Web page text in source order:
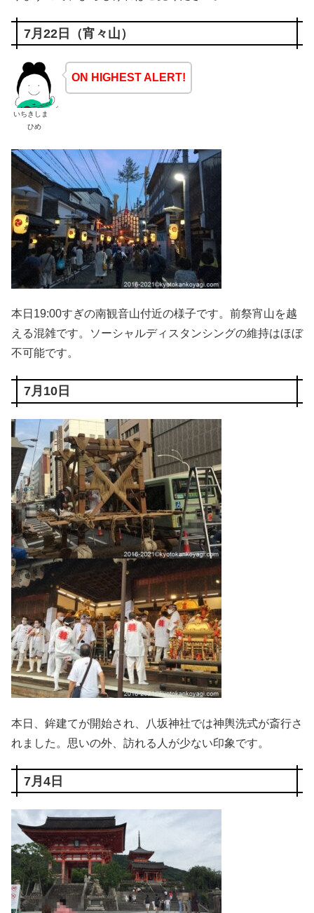
7月22日（宵々山）
いちきしま
ひめ
ON HIGHEST ALERT!
本日19:00すぎの南観音山付近の様子です。前祭宵山を越
える混雑です。ソーシャルディスタンシングの維持はほぼ
不可能です。
7月10日
本日、鉾建てが開始され、八坂神社では神輿洗式が斎行さ
れました。思いの外、訪れる人が少ない印象です。
7月4日